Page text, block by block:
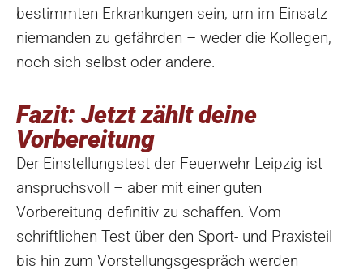
bestimmten Erkrankungen sein, um im Einsatz
niemanden zu gefährden – weder die Kollegen,
noch sich selbst oder andere.
Fazit: Jetzt zählt deine
Vorbereitung
Der Einstellungstest der Feuerwehr Leipzig ist
anspruchsvoll – aber mit einer guten
Vorbereitung definitiv zu schaffen. Vom
schriftlichen Test über den Sport- und Praxisteil
bis hin zum Vorstellungsgespräch werden